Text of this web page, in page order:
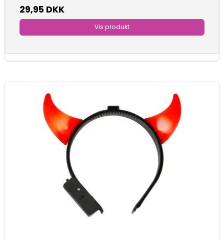
29,95 DKK
Vis produkt